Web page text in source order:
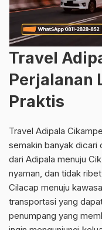
Travel
Perjalanan
Praktis
Travel Adipala
semakin banyak dicari
dari Adipala menuju
nyaman, dan tidak
Cilacap menuju
transportasi yang
penumpang yang